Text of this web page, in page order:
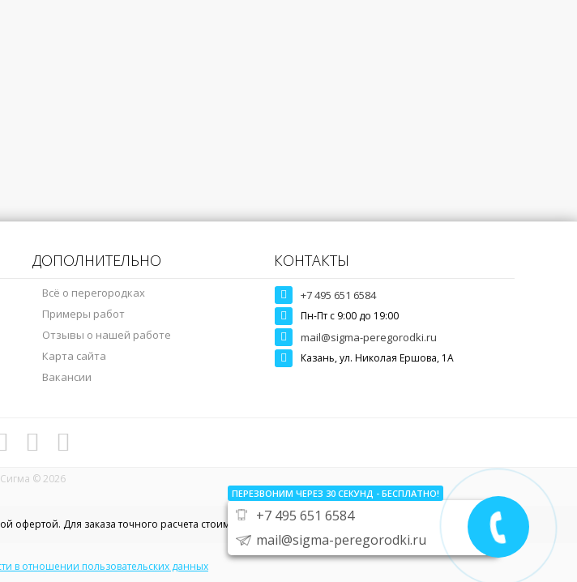
ДОПОЛНИТЕЛЬНО
Всё о перегородках
Примеры работ
Отзывы о нашей работе
Карта сайта
Вакансии
КОНТАКТЫ
+7 495 651 6584
Пн-Пт c 9:00 до 19:00
mail@sigma-peregorodki.ru
Казань, ул. Николая Ершова, 1А
Сигма © 2026
Для заказа точного расчета стоимости звоните по телефону
ПЕРЕЗВОНИМ ЧЕРЕЗ 30 СЕКУНД - БЕСПЛАТНО!
+7 495 651 6584
mail@sigma-peregorodki.ru
в отношении пользовательских данных